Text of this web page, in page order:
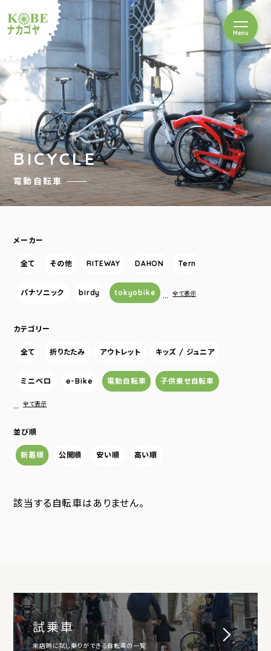
ルショップナカゴヤ
Menuを開閉
BICYCLE
電動自転車
メーカー
全て その他 RITEWAY DAHON Tern
パナソニック birdy tokyobike … 全て表示
カテゴリー
全て 折りたたみ アウトレット キッズ / ジュニア
ミニベロ e-Bike 電動自転車 子供乗せ自転車
… 全て表示
並び順
新着順 公開順 安い順 高い順
該当する自転車はありません。
試乗車
来店時に試し乗りができる自転車の一覧